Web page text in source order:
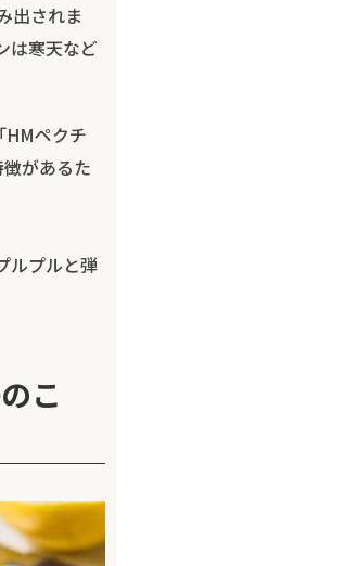
出されま
は寒天など
HMペクチ
があるた
ルプルと弾
こ